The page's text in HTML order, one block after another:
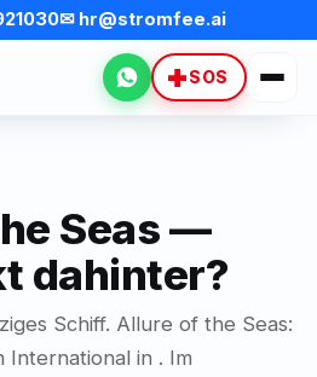
✉ hr@stromfee.ai
WhatsApp
SOS
Seas —
dahinter?
Schiff. Allure of the Seas:
International in . Im